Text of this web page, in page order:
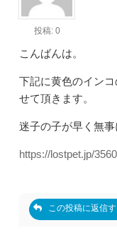
投稿: 0
こんばんは。
下記に黄色のイン
せて頂きます。
迷子の子が早く無
https://lostpet.jp/